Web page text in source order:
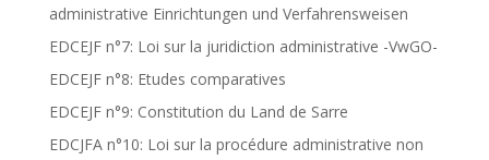
administrative Einrichtungen und Verfahrensweisen
EDCEJF n°7: Loi sur la juridiction administrative -VwGO-
EDCEJF n°8: Etudes comparatives
EDCEJF n°9: Constitution du Land de Sarre
EDCJFA n°10: Loi sur la procédure administrative non